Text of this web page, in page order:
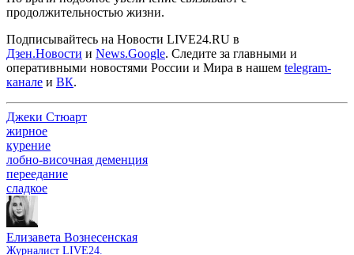
продолжительностью жизни.
Подписывайтесь на Новости LIVE24.RU в
Дзен.Новости и News.Google. Следите за главными и
оперативными новостями России и Мира в нашем telegram-
канале и ВК.
Джеки Стюарт
жирное
курение
лобно-височная деменция
переедание
сладкое
Елизавета Вознесенская
Журналист LIVE24.